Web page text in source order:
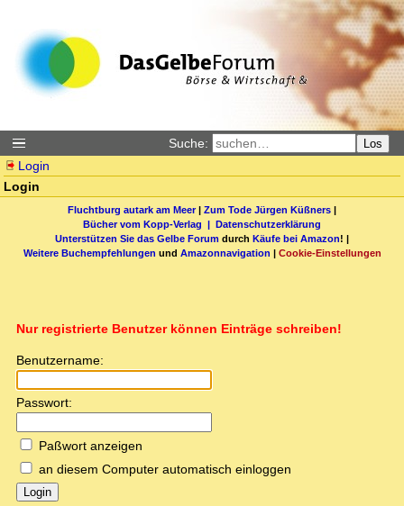
Suche: Los
Login
Login
Fluchtburg autark am Meer| Zum Tode Jürgen Küßners |
Bücher vom Kopp-Verlag | Datenschutzerklärung
Unterstützen Sie das Gelbe Forum durch Käufe bei Amazon! |
Weitere Buchempfehlungen und Amazonnavigation | Cookie-Einstellungen
Nur registrierte Benutzer können Einträge schreiben!
Benutzername:
Passwort:
Paßwort anzeigen
an diesem Computer automatisch einloggen
Login